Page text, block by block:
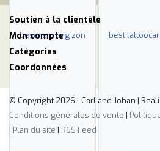
bescherming zon best
Soutien à la clientèle
Mon compte
Catégories
Coordonnées
© Copyright 2026 - Carl and Johan |
Conditions générales de vente |
| Plan du site | RSS Feed